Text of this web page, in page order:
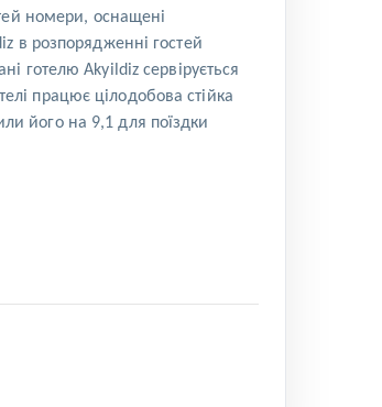
номери, оснащені
в розпорядженні гостей
готелю Akyildiz сервірується
працює цілодобова стійка
його на 9,1 для поїздки